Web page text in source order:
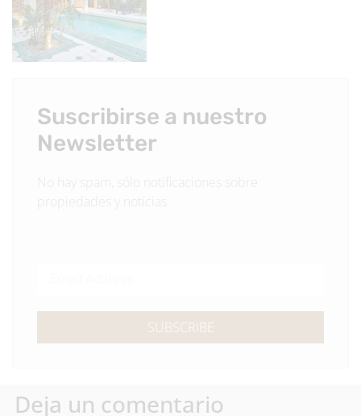
Suscribirse a nuestro
Newsletter
SUBSCRIBE
Deja un comentario